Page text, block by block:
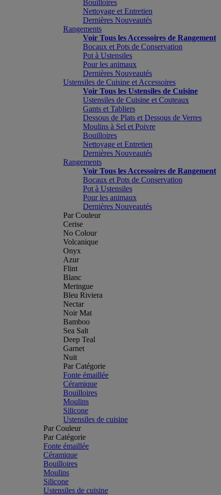
Bouilloires
Nettoyage et Entretien
Dernières Nouveautés
Rangements
Voir Tous les Accessoires de Rangement
Bocaux et Pots de Conservation
Pot à Ustensiles
Pour les animaux
Dernières Nouveautés
Ustensiles de Cuisine et Accessoires
Voir Tous les Ustensiles de Cuisine
Ustensiles de Cuisine et Couteaux
Gants et Tabliers
Dessous de Plats et Dessous de Verres
Moulins à Sel et Poivre
Bouilloires
Nettoyage et Entretien
Dernières Nouveautés
Rangements
Voir Tous les Accessoires de Rangement
Bocaux et Pots de Conservation
Pot à Ustensiles
Pour les animaux
Dernières Nouveautés
Par Couleur
Cerise
No Colour
Volcanique
Onyx
Azur
Flint
Blanc
Meringue
Bleu Riviera
Nectar
Noir Mat
Bamboo
Sea Salt
Deep Teal
Garnet
Nuit
Par Catégorie
Fonte émaillée
Céramique
Bouilloires
Moulins
Silicone
Ustensiles de cuisine
Par Couleur
Par Catégorie
Fonte émaillée
Céramique
Bouilloires
Moulins
Silicone
Ustensiles de cuisine